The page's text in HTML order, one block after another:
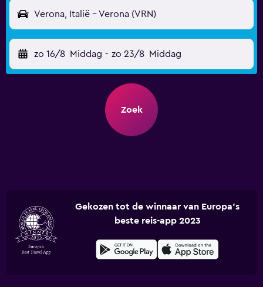
Verona, Italië - Verona (VRN)
zo 16/8 Middag - zo 23/8 Middag
Zoek
Gekozen tot de winnaar van Europa's
beste reis-app 2023